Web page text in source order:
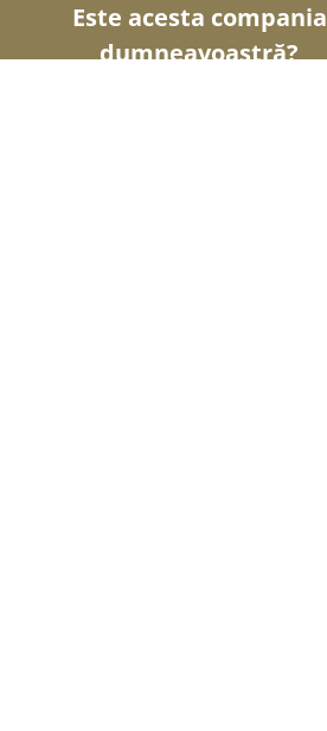
Este acesta compania
dumneavoastră?